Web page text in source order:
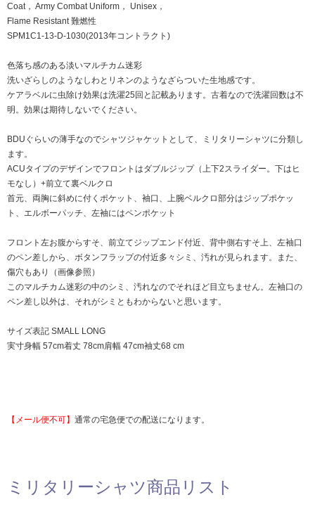
Coat， Army Combat Uniform， Unisex，
Flame Resistant 難燃性
SPM1C1-13-D-1030(2013年コントラクト)
色落ち感のある淡いマルチカム迷彩
洗いざらしのようなしわとリネンのようなざらついた生地感です。
ケアラベルに虫除け効果は洗濯25回と記載あります。古着なので洗濯回数は不
明。効果は期待しないでください。
BDUぐらいの薄手なのでシャツジャケットとして、ミリタリーシャツに分類し
ます。
ACUタイプのデザインでフロントはダブルジップ（上下2スライダー。下はヒ
モなし）+前立て裏ベルクロ
首元、両胸に斜めに付くポケット、袖口、上腕ベルクロ部分はジップポケッ
ト、エルボーパッチ、左袖にはペンポケット
フロント左お腹からすそ、前立てジップエンド付近、背中側右すそ上、左袖口
のペン差しから、ボタンフラップの付近多々シミ、汚れが見られます。また、
傷穴もあり（画像参照）
このマルチカム迷彩の中のシミ、汚れなのでそれほど目立ちません。左袖口の
ペン差し以外は、それがシミともわからないと思います。
サイズ表記 SMALL LONG
実寸身幅 57cm着丈 78cm肩幅 47cm袖丈68 cm
【メール便不可】 通常の宅急便での配送になります。
ミリタリーシャツ商品リスト